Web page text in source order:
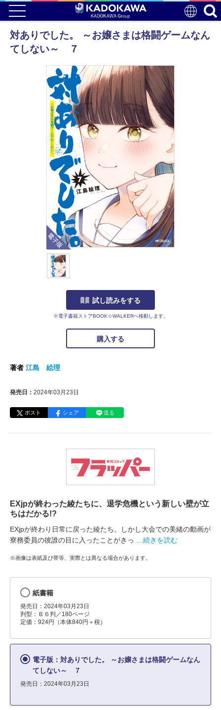
対ありでした。 ～お嬢さまは格闘ゲームなん
てしない～ ７
電子版
試し読みをする
※電子書籍ストアBOOK☆WALKERへ移動します。
購入する
著者 江島 絵理
発売日： 2024年03月23日
ポスト シェア 送る
EXjpが終わった綾たちに、退学危機という新しい壁が立
ちはだかる!?
EXjpが終わり日常に戻った綾たち。しかし大会での美緒の動画が
寮務委員の彼誰の目に入ったことがきっ
…続きを読む
※画像は表紙及び帯等、実際とは異なる場合があります。
紙書籍
発売日：2024年03月23日
判型：Ｂ６判／180ページ
定価：924円（本体840円＋税）
電子版：対ありでした。 ～お嬢さまは格闘ゲームなん
てしない～ ７
発売日：2024年03月23日